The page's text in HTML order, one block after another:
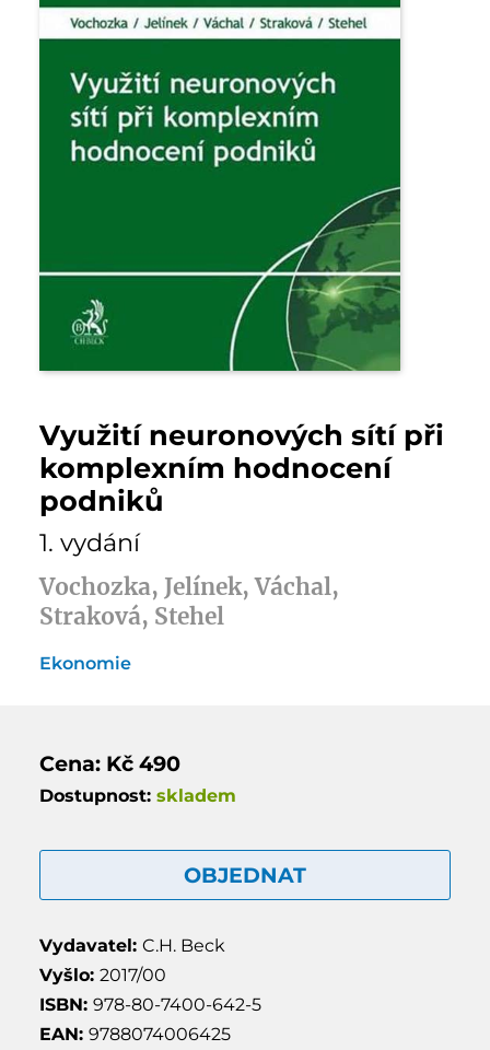
Využití neuronových sítí při
komplexním hodnocení
podniků
1. vydání
Vochozka, Jelínek, Váchal,
Straková, Stehel
Ekonomie
Cena: Kč 490
Dostupnost: skladem
OBJEDNAT
Vydavatel: C.H. Beck
Vyšlo: 2017/00
ISBN: 978-80-7400-642-5
EAN: 9788074006425